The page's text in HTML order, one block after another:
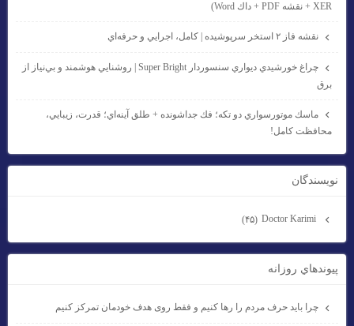
XER + نقشه PDF + داك Word)
نقشه فاز ۲ استخر سرپوشيده | كامل، اجرايي و حرفه‌اي
چراغ خورشيدي ديواري سنسوردار Super Bright | روشنايي هوشمند و بي‌نياز از
برق
ماسك موتورسواري دو تكه؛ فك جداشونده + طلق آينه‌اي؛ قدرت، زيبايي،
محافظت كامل!
نويسندگان
(۴۵)
پيوندهاي روزانه
چرا باید حرف مردم را رها کنیم و فقط روی هدف خودمان تمرکز کنیم